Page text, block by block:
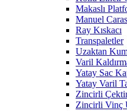
Makaslı
Manuel
Ray Kıskacı
Transpaletler
Uzaktan
Varil
Yatay Sac
Yatay Varil
Zincirli
Zincirli Vinç